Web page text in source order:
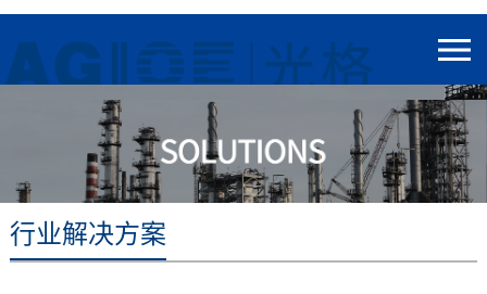
行业解决方案